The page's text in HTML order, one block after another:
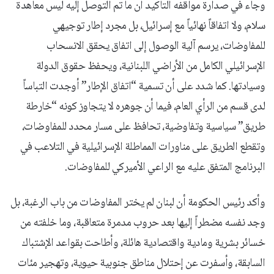
وجاء في صدارة مواقفه التأكيد أن ما تم التوصل إليه ليس معاهدة
سلام، ولا اتفاقاً نهائياً مع إسرائيل، بل مجرد إطار توجيهي
للمفاوضات، يرسم آلية الوصول إلى اتفاق يحقق الانسحاب
الإسرائيلي الكامل من الأراضي اللبنانية، ويحفظ حقوق الدولة
وسيادتها. كما شدد على أن تسمية “اتفاق الإطار” أوجدت التباساً
لدى قسم من الرأي العام، فيما أن جوهره لا يتجاوز كونه “خارطة
طريق” سياسية وتفاوضية، تحافظ على مسار محدد للمفاوضات،
وتقطع الطريق على مناورات المماطلة الإسرائيلية في التلاعب في
البرنامج المتفق عليه مع الراعي الأميركي للمفاوضات.
وأكد رئيس الحكومة أن لبنان لم يختر المفاوضات من باب الرغبة، بل
وجد نفسه مضطراً إليها بعد حروب مدمرة متعاقبة، وما خلفته من
خسائر بشرية ومادية واقتصادية هائلة، وأطاحت بقواعد الإشتباك
السابقة، وأسفرت عن إحتلال مناطق جنوبية حيوية، وتهجير مئات